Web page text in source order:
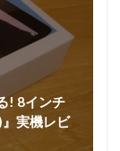
! 8インチ
実機レビ